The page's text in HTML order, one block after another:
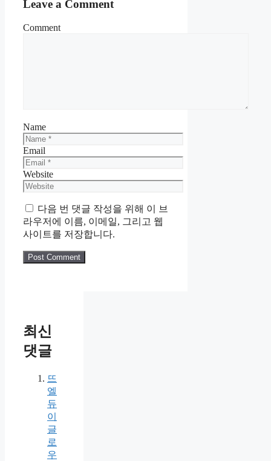
Leave a Comment
Comment
Name
Email
Website
다음 번 댓글 작성을 위해 이 브
라우저에 이름, 이메일, 그리고 웹
사이트를 저장합니다.
최신
댓글
뜨
엘
듀
이
글
로
우